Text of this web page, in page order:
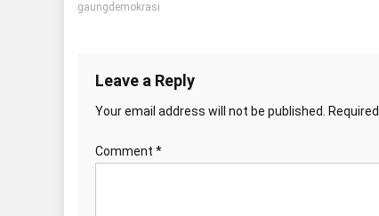
gaungdemokrasi
Leave a Reply
Your email address will not be published.
Comment *